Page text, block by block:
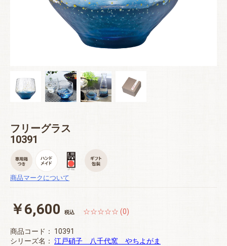
フリーグラス
10391
商品マークについて
￥6,600 税込 ☆☆☆☆☆ (0)
商品コード： 10391
シリーズ名： 江戸硝子 八千代窯 やちよがま